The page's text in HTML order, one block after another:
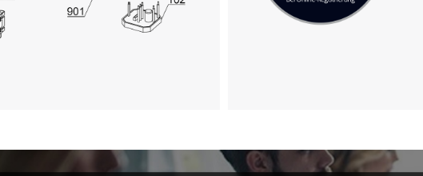
Wir benötigen deine Zustimmung, um
Google Maps laden zu können!
Powered byUsercentrics Consent
Management Platform